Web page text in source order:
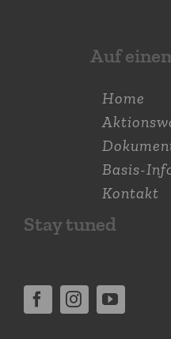
Auf
Home
Basis-
Kontakt
Stay tuned